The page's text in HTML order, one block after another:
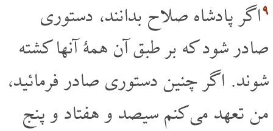
۹اگر پادشاه صلاح بدانند، دستوری
صادر شود که بر طبق آن همۀ آنها کشته
شوند. اگر چنین دستوری صادر فرمائید،
من تعهد می کنم سیصد و هفتاد و پنج